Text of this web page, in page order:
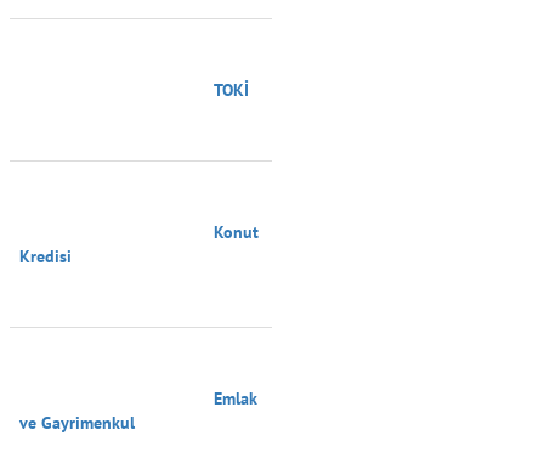
Kredisi
ve Gayrimenkul